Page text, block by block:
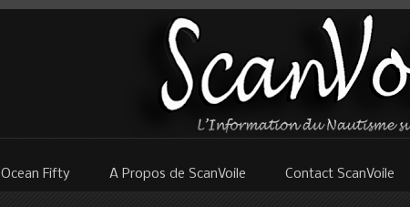
Ocean Fifty A Propos de ScanVoile Contact ScanVoile